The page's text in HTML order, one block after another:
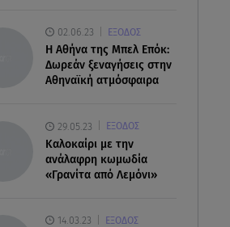
02.06.23 ΕΞΟΔΟΣ
H Αθήνα της Μπελ Επόκ:
Δωρεάν ξεναγήσεις στην
Αθηναϊκή ατμόσφαιρα
29.05.23 ΕΞΟΔΟΣ
Καλοκαίρι με την
ανάλαφρη κωμωδία
«Γρανίτα από Λεμόνι»
14.03.23 ΕΞΟΔΟΣ